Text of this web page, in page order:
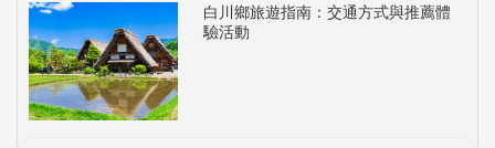
白川鄉旅遊指南：交通方式與推薦體
驗活動